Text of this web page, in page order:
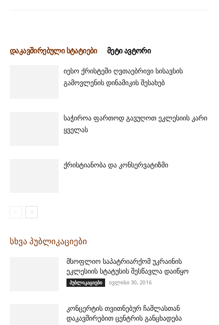
დაკავშირებული სტატიები მეტი ავტორი
იესო ქრისტეში ღვთაებრივი სისავსის
გამოვლენის დინამიკის შესახებ
საჭიროა ფართოდ გავუღოთ ეკლესიის კარი
ყველას
ქრისტიანობა და კონსერვატიზმი
სხვა პუბლიკაციები
მსოფლიო საპატრიარქომ უკრაინის
ეკლესიის სტატუსის შესწავლა დაიწყო
პუბლიკაციები ივლისი 30, 2016
კონცერტის თვითნებურ ჩაშლასთან
დაკავშირებით ცენტრის განცხადება